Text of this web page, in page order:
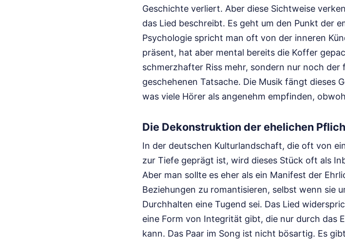
Geschichte verliert. Aber diese Sichtweise
das Lied beschreibt. Es geht um den Punkt der
Psychologie spricht man oft von der inneren
präsent, hat aber mental bereits die Koffer
schmerzhafter Riss mehr, sondern nur noch der
geschehenen Tatsache. Die Musik fängt dieses
was viele Hörer als angenehm empfinden,
Die Dekonstruktion der ehelichen
In der deutschen Kulturlandschaft, die oft von
zur Tiefe geprägt ist, wird dieses Stück oft als
Aber man sollte es eher als ein Manifest der
Beziehungen zu romantisieren, selbst wenn sie
Durchhalten eine Tugend sei. Das Lied
eine Form von Integrität gibt, die nur durch das
kann. Das Paar im Song ist nicht bösartig. Es